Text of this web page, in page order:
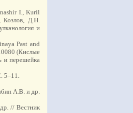
I., Kuril
Козлов, Д.Н.
и
Past and
(Кислые
и перешейка
5–11.
А.В. и др.
// Вестник